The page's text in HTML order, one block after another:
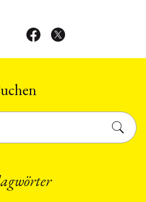
Legislaturperiode des amtierenden
Parlaments vom 22.10.1982. Kritik
der Opposition an …